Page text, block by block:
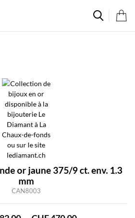
or jaune 375/9 ct. env. 1.3
mm
CAN8003